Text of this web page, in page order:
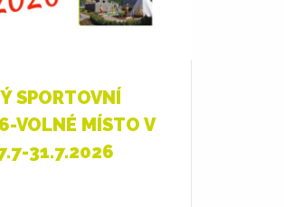
SPORTOVNÍ
VOLNÉ MÍSTO V
31.7.2026